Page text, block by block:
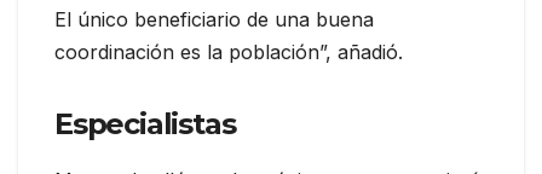
El único beneficiario de una buena
coordinación es la población”, añadió.
Especialistas